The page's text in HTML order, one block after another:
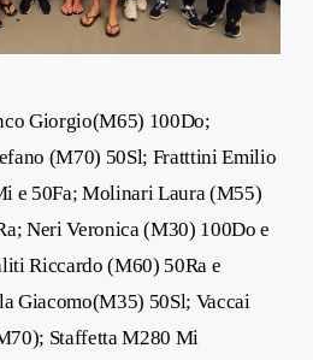
Giorgio(M65) 100Do;
(M70) 50Sl; Fratttini Emilio
e 50Fa; Molinari Laura (M55)
Neri Veronica (M30) 100Do e
Riccardo (M60) 50Ra e
Giacomo(M35) 50Sl; Vaccai
Staffetta M280 Mi